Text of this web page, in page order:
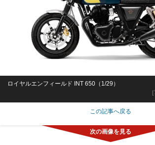
ロイヤルエンフィールド INT 650（1/29）
この記事へ戻る